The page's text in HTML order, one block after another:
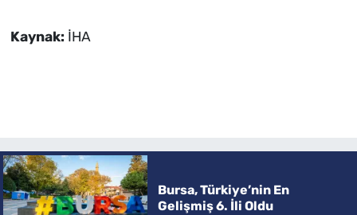
Kaynak: İHA
Bursa, Türkiye’nin En
Gelişmiş 6. İli Oldu